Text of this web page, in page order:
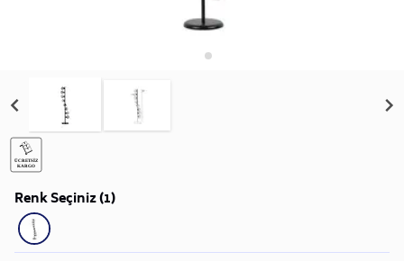
Renk Seçiniz (1)